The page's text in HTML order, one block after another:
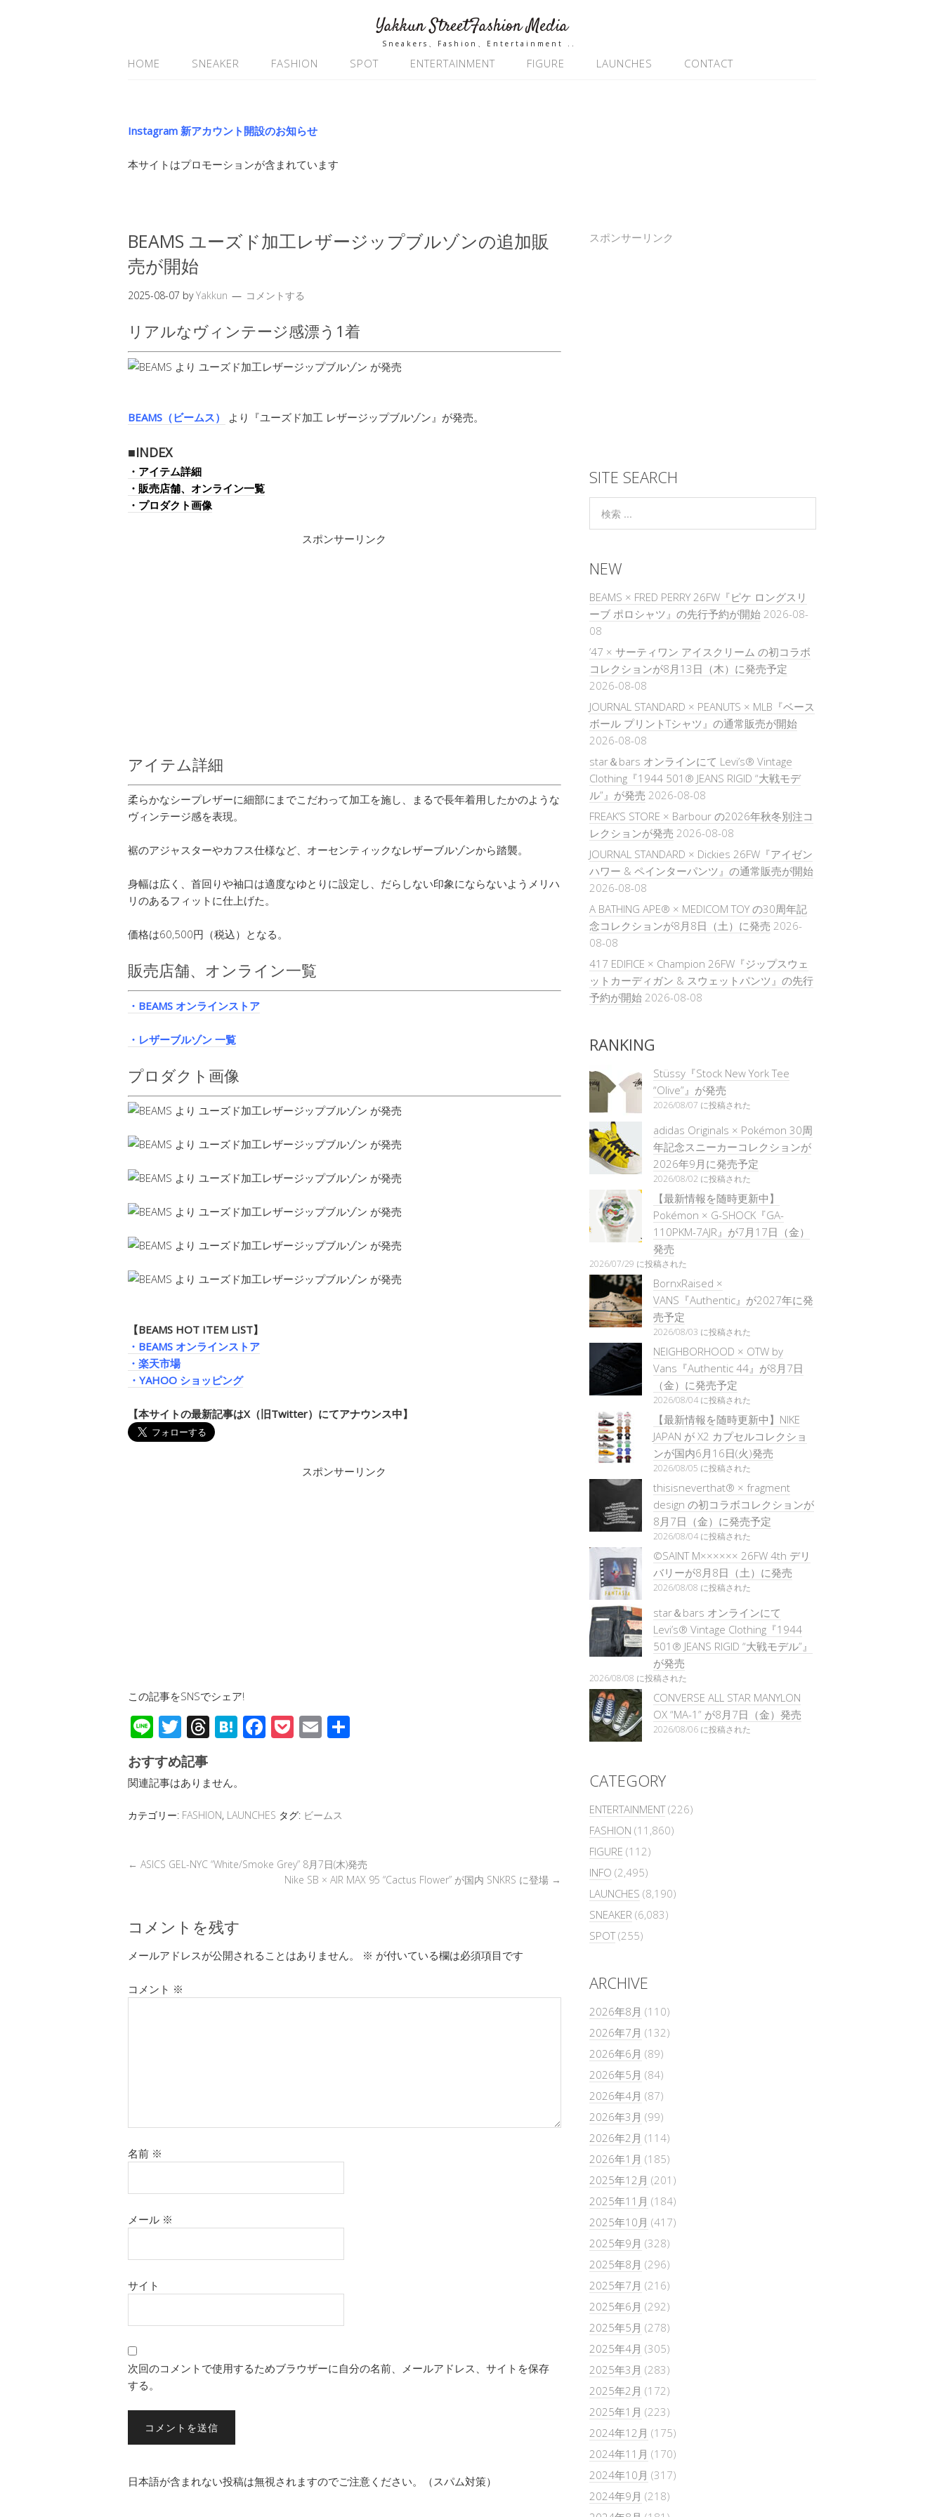
Yakkun StreetFashion Media
Sneakers、Fashion、Entertainment ..
HOME SNEAKER FASHION SPOT ENTERTAINMENT FIGURE LAUNCHES CONTACT
Instagram 新アカウント開設のお知らせ
本サイトはプロモーションが含まれています
BEAMS ユーズド加工レザージップブルゾンの追加販
売が開始
2025-08-07 byYakkun コメントする
リアルなヴィンテージ感漂う1着
BEAMS（ビームス） より『ユーズド加工 レザージップブルゾン』が発売。
■INDEX
・アイテム詳細
・販売店舗、オンライン一覧
・プロダクト画像
スポンサーリンク
アイテム詳細
柔らかなシープレザーに細部にまでこだわって加工を施し、まるで長年着用したかのような
ヴィンテージ感を表現。
裾のアジャスターやカフス仕様など、オーセンティックなレザーブルゾンから踏襲。
身幅は広く、首回りや袖口は適度なゆとりに設定し、だらしない印象にならないようメリハ
リのあるフィットに仕上げた。
価格は60,500円（税込）となる。
販売店舗、オンライン一覧
・BEAMS オンラインストア
・レザーブルゾン 一覧
プロダクト画像
【BEAMS HOT ITEM LIST】
・BEAMS オンラインストア
・楽天市場
・YAHOO ショッピング
【本サイトの最新記事はX（旧Twitter）にてアナウンス中】
スポンサーリンク
この記事をSNSでシェア!
Li
n
e
T
wi
tt
er
T
e
a
d
H
a
F
o
k
P E
おすすめ記事
関連記事はありません。
カテゴリー: FASHION, LAUNCHES タグ: ビームス
← ASICS GEL-NYC “White/Smoke Grey” 8月7日(木)発売
Nike SB × AIR MAX 95 “Cactus Flower” が国内 SNKRS に登場 →
コメントを残す
メールアドレスが公開されることはありません。 ※ が付いている欄は必須項目です
コメント ※
名前 ※
メール ※
サイト
次回のコメントで使用するためブラウザーに自分の名前、メールアドレス、サイトを保存
する。
日本語が含まれない投稿は無視されますのでご注意ください。（スパム対策）
スポンサーリンク
SITE SEARCH
NEW
BEAMS × FRED PERRY 26FW『ピケ ロングスリ
ーブ ポロシャツ』の先行予約が開始 2026-08-
08
’47 × サーティワン アイスクリーム の初コラボ
コレクションが8月13日（木）に発売予定
2026-08-08
JOURNAL STANDARD × PEANUTS × MLB『ベース
ボール プリントTシャツ』の通常販売が開始
2026-08-08
star＆bars オンラインにて Levi’s® Vintage
Clothing『1944 501® JEANS RIGID “大戦モデ
ル”』が発売 2026-08-08
FREAK’S STORE × Barbour の2026年秋冬別注コ
レクションが発売 2026-08-08
JOURNAL STANDARD × Dickies 26FW『アイゼン
ハワー & ペインターパンツ』の通常販売が開始
2026-08-08
A BATHING APE® × MEDICOM TOY の30周年記
念コレクションが8月8日（土）に発売 2026-
08-08
417 EDIFICE × Champion 26FW『ジップスウェ
ットカーディガン & スウェットパンツ』の先行
予約が開始 2026-08-08
RANKING
Stüssy『Stock New York Tee
“Olive”』が発売
2026/08/07 に投稿された
adidas Originals × Pokémon 30周
年記念スニーカーコレクションが
2026年9月に発売予定
2026/08/02 に投稿された
【最新情報を随時更新中】
Pokémon × G-SHOCK『GA-
110PKM-7AJR』が7月17日（金）
発売
2026/07/29 に投稿された
BornxRaised ×
VANS『Authentic』が2027年に発
売予定
2026/08/03 に投稿された
NEIGHBORHOOD × OTW by
Vans『Authentic 44』が8月7日
（金）に発売予定
2026/08/04 に投稿された
【最新情報を随時更新中】NIKE
JAPAN が X2 カプセルコレクショ
ンが国内6月16日(火)発売
2026/08/05 に投稿された
thisisneverthat® × fragment
design の初コラボコレクションが
8月7日（金）に発売予定
2026/08/04 に投稿された
©SAINT M×××××× 26FW 4th デリ
バリーが8月8日（土）に発売
2026/08/08 に投稿された
star＆bars オンラインにて
Levi’s® Vintage Clothing『1944
501® JEANS RIGID “大戦モデル”』
が発売
2026/08/08 に投稿された
CONVERSE ALL STAR MANYLON
OX “MA-1” が8月7日（金）発売
2026/08/06 に投稿された
CATEGORY
ENTERTAINMENT(226)
FASHION (11,860)
FIGURE (112)
INFO (2,495)
LAUNCHES (8,190)
SNEAKER (6,083)
SPOT(255)
ARCHIVE
2026年8月 (110)
2026年7月 (132)
2026年6月 (89)
2026年5月 (84)
2026年4月 (87)
2026年3月 (99)
2026年2月 (114)
2026年1月 (185)
2025年12月 (201)
2025年11月 (184)
2025年10月 (417)
2025年9月 (328)
2025年8月 (296)
2025年7月 (216)
2025年6月 (292)
2025年5月 (278)
2025年4月 (305)
2025年3月 (283)
2025年2月 (172)
2025年1月 (223)
2024年12月 (175)
2024年11月 (170)
2024年10月 (317)
2024年9月 (218)